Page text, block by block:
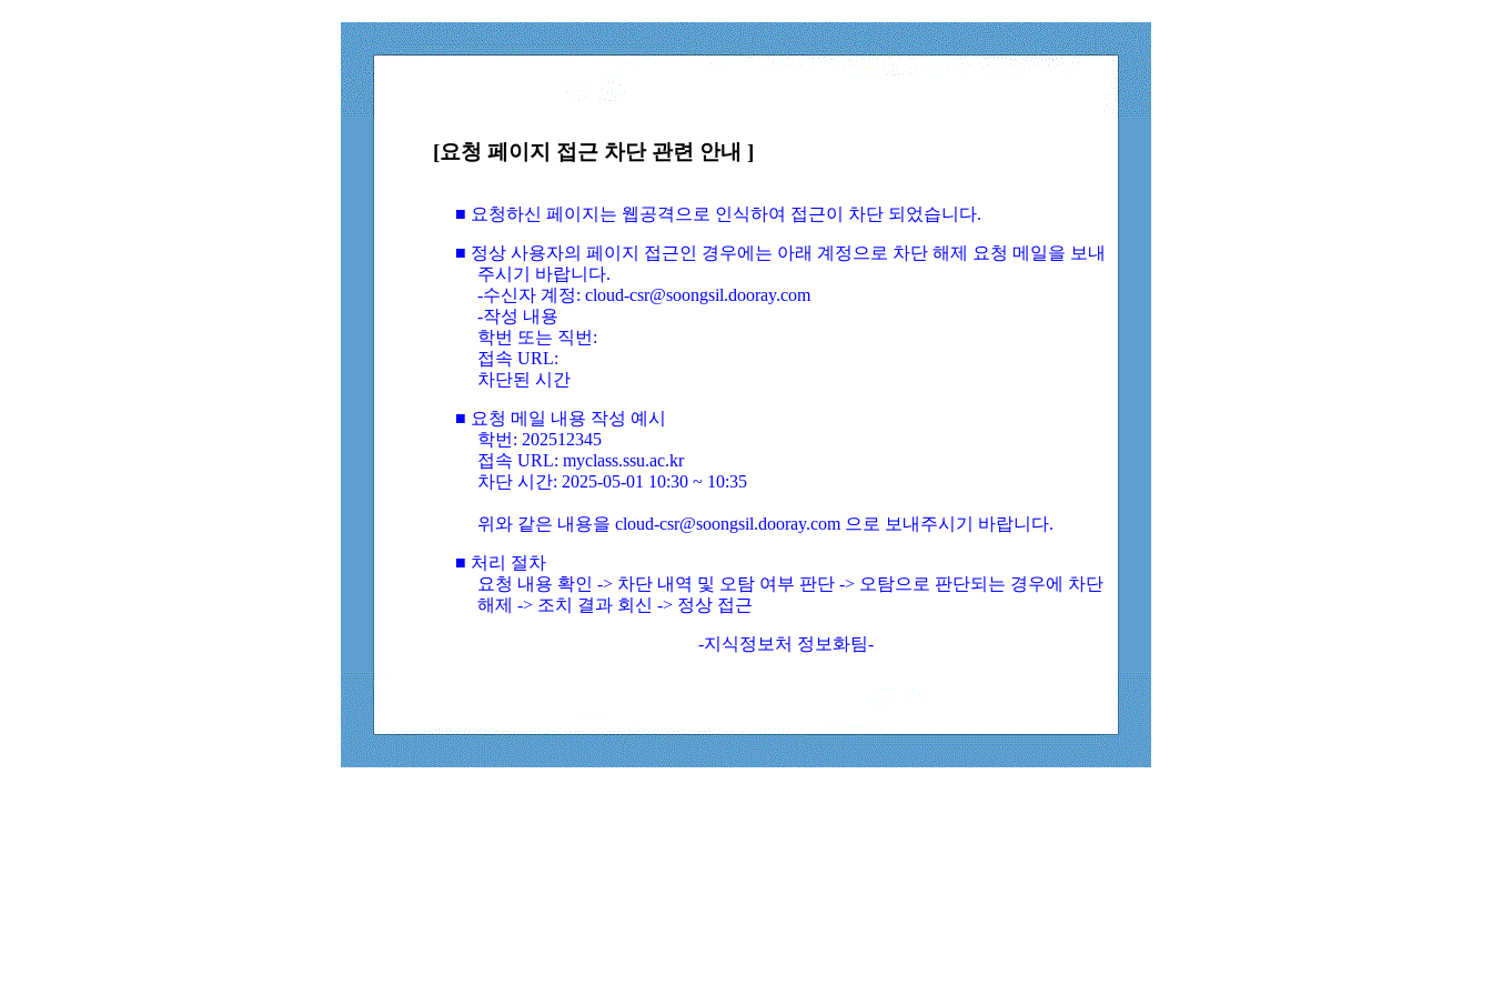
[요청 페이지 접근 차단 관련 안내 ]
■ 요청하신 페이지는 웹공격으로 인식하여 접근이 차단 되었습니다.
■ 정상 사용자의 페이지 접근인 경우에는 아래 계정으로 차단 해제 요청 메일을 보내
주시기 바랍니다.
-수신자 계정: cloud-csr@soongsil.dooray.com
-작성 내용
학번 또는 직번:
접속 URL:
차단된 시간
■ 요청 메일 내용 작성 예시
학번: 202512345
접속 URL: myclass.ssu.ac.kr
차단 시간: 2025-05-01 10:30 ~ 10:35
위와 같은 내용을 cloud-csr@soongsil.dooray.com 으로 보내주시기 바랍니다.
■ 처리 절차
요청 내용 확인 -> 차단 내역 및 오탐 여부 판단 -> 오탐으로 판단되는 경우에 차단
해제 -> 조치 결과 회신 -> 정상 접근
-지식정보처 정보화팀-